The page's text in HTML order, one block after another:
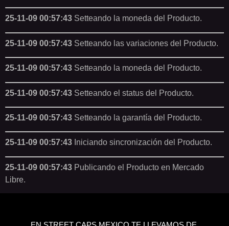
25-11-09 00:57:43 Setteando la moneda del Producto.
25-11-09 00:57:43 Setteando las variaciones del Producto.
25-11-09 00:57:43 Setteando la moneda del Producto.
25-11-09 00:57:43 Setteando el status del Producto.
25-11-09 00:57:43 Setteando la garantía del Producto.
25-11-09 00:57:43 Iniciando sincronización del Producto.
25-11-09 00:57:43 Publicando el Producto en Mercado
Libre.